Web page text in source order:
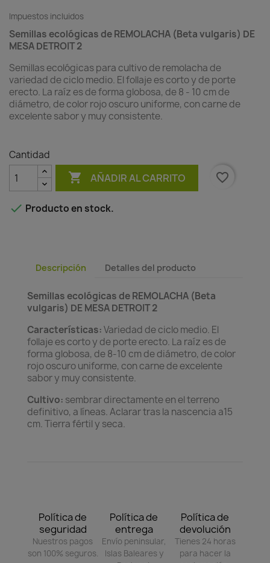
Impuestos incluidos
Semillas ecológicas de REMOLACHA (Beta vulgaris) DE
MESA DETROIT 2
Semillas ecológicas para cultivo de remolacha de
variedad de ciclo medio. El follaje es corto y de porte
erecto. La raíz es de forma globosa, de 8 - 10 cm de
diámetro, de color rojo oscuro uniforme, con carne de
excelente sabor y muy consistente.
Cantidad
 AÑADIR AL CARRITO favorite_border
 Producto en stock.
Descripción Detalles del producto
Semillas ecológicas de REMOLACHA (Beta
vulgaris) DE MESA DETROIT 2
Características:Variedad de ciclo medio. El
follaje es corto y de porte erecto. La raíz es de
forma globosa, de 8-10 cm de diámetro, de color
rojo oscuro uniforme, con carne de excelente
sabor y muy consistente.
Cultivo: sembrar directamente en el terreno
definitivo, a líneas. Aclarar tras la nascencia a15
cm. Tierra fértil y seca.
Política de
seguridad
Nuestros pagos
son 100% seguros.
Política de
entrega
Envío peninsular,
Islas Baleares y
Política de
devolución
Tienes 24 horas
para hacer la